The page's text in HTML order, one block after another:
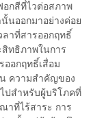
อกสีที่ไวต่อสภาพ
นออกมาอย่างค่อย
ลาที่สารออกฤทธิ์
ทธิภาพในการ
อกฤทธิ์เสื่อม
ความสำคัญของ
ปสำหรับผู้บริโภคที่
าที่ไร้สาระ การ